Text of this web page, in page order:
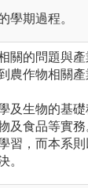
學期過程。
關的問題與
農作物相關
及生物的基礎
及食品等實務
習，而本系
。